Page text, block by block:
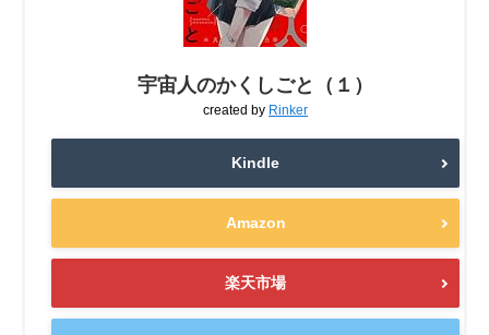
宇宙人のかくしごと（１）
created by Rinker
Kindle
Amazon
楽天市場